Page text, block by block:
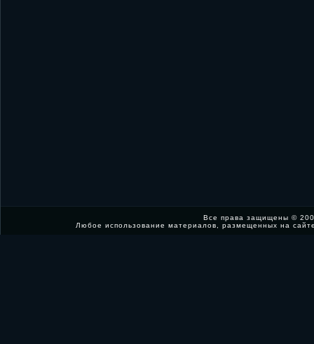
Все права защищены ©
Любое использование материалов, размещенных на